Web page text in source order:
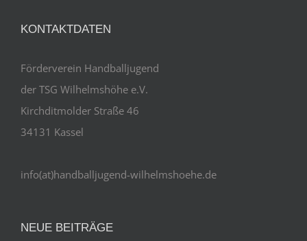
KONTAKTDATEN
Förderverein Handballjugend
der TSG Wilhelmshöhe e.V.
Kirchditmolder Straße 46
34131 Kassel
info(at)handballjugend-wilhelmshoehe.de
NEUE BEITRÄGE